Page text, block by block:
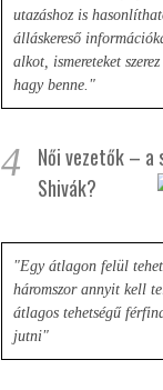
utazáshoz is
álláskereső
alkot, ismereteket
hagy benne."
4
Női vezetők – a
Shivák?
"Egy átlagon felül
háromszor annyit kell
átlagos tehetségű
jutni"